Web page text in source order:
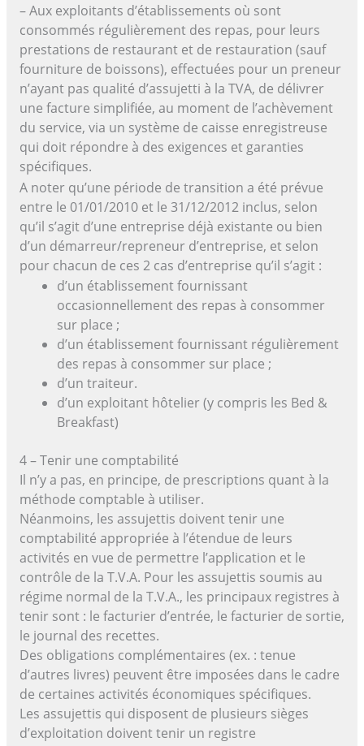
– Aux exploitants d’établissements où sont
consommés régulièrement des repas, pour leurs
prestations de restaurant et de restauration (sauf
fourniture de boissons), effectuées pour un preneur
n’ayant pas qualité d’assujetti à la TVA, de délivrer
une facture simplifiée, au moment de l’achèvement
du service, via un système de caisse enregistreuse
qui doit répondre à des exigences et garanties
spécifiques.
A noter qu’une période de transition a été prévue
entre le 01/01/2010 et le 31/12/2012 inclus, selon
qu’il s’agit d’une entreprise déjà existante ou bien
d’un démarreur/repreneur d’entreprise, et selon
pour chacun de ces 2 cas d’entreprise qu’il s’agit :
d’un établissement fournissant
occasionnellement des repas à consommer
sur place ;
d’un établissement fournissant régulièrement
des repas à consommer sur place ;
d’un traiteur.
d’un exploitant hôtelier (y compris les Bed &
Breakfast)
4 – Tenir une comptabilité
Il n’y a pas, en principe, de prescriptions quant à la
méthode comptable à utiliser.
Néanmoins, les assujettis doivent tenir une
comptabilité appropriée à l’étendue de leurs
activités en vue de permettre l’application et le
contrôle de la T.V.A. Pour les assujettis soumis au
régime normal de la T.V.A., les principaux registres à
tenir sont : le facturier d’entrée, le facturier de sortie,
le journal des recettes.
Des obligations complémentaires (ex. : tenue
d’autres livres) peuvent être imposées dans le cadre
de certaines activités économiques spécifiques.
Les assujettis qui disposent de plusieurs sièges
d’exploitation doivent tenir un registre